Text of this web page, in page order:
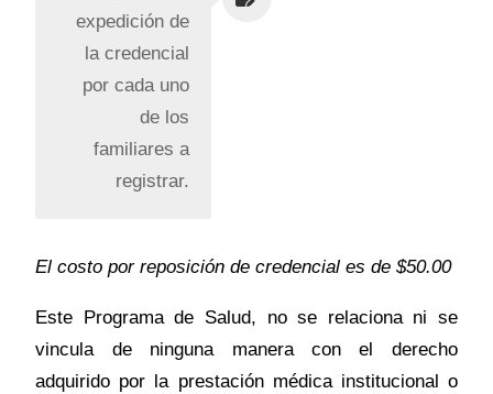
expedición de
la credencial
por cada uno
de los
familiares a
registrar.
El costo por reposición de credencial es de $50.00
Este Programa de Salud, no se relaciona ni se
vincula de ninguna manera con el derecho
adquirido por la prestación médica institucional o